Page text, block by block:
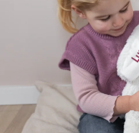
4,5 (basado en
Nuestros regalos inspiran.
Google Reviews.
Tarjeta de felicitación
Crea algo único en pocos